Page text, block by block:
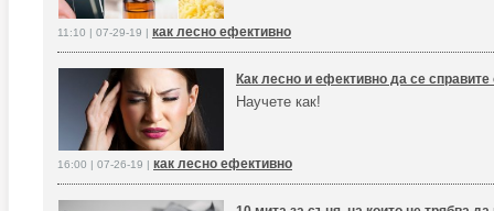
11:10 | 07-29-19 | как лесно ефективно
Как лесно и ефективно да се справите
Научете как!
16:00 | 07-26-19 | как лесно ефективно